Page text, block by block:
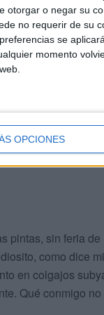
otorgar o negar su
no requerir de su
se
momento
OPCIONES
y fotos, entre
como
bien olía el
los niños
tiempos con la
ella, con esa
pintas, sin feria
como dice
en colgajos
Qué conmigo